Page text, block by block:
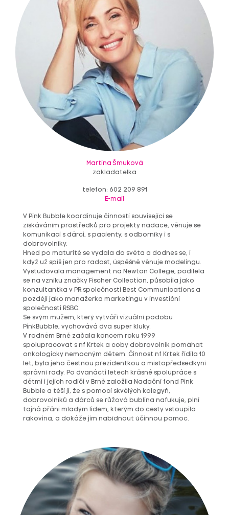
Martina Šmuková
zakladatelka
telefon: 602 209 891
E-mail
V Pink Bubble koordinuje činnosti související se
získáváním prostředků pro projekty nadace, věnuje se
komunikaci s dárci, s pacienty, s odborníky i s
dobrovolníky.
Hned po maturitě se vydala do světa a dodnes se, i
když už spíš jen pro radost, úspěšně věnuje modelingu.
Vystudovala management na Newton College, podílela
se na vzniku značky Fischer Collection, působila jako
konzultantka v PR společnosti Best Communications a
později jako manažerka marketingu v investiční
společnosti RSBC.
Se svým mužem, který vytváří vizuální podobu
PinkBubble, vychovává dva super kluky.
V rodném Brně začala koncem roku 1999
spolupracovat s nf Krtek a coby dobrovolník pomáhat
onkologicky nemocným dětem. Činnost nf Krtek řídila 10
let, byla jeho čestnou prezidentkou a místopředsedkyní
správní rady. Po dvanácti letech krásné spolupráce s
dětmi i jejich rodiči v Brně založila Nadační fond Pink
Bubble a těší ji, že s pomocí skvělých kolegyň,
dobrovolníků a dárců se růžová bublina nafukuje, plní
tajná přání mladým lidem, kterým do cesty vstoupila
rakovina, a dokáže jim nabídnout účinnou pomoc.